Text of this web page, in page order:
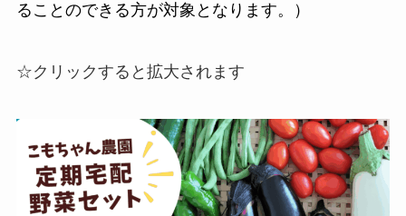
ることのできる方が対象となります。）
☆クリックすると拡大されます